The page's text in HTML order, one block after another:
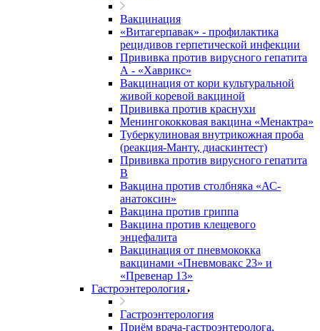
Вакцинация
«Витагерпавак» - профилактика
рецидивов герпетической инфекции
Прививка против вирусного гепатита
А - «Хаврикс»
Вакцинация от кори культуральной
живой коревой вакциной
Прививка против краснухи
Менингококковая вакцина «Менактра»
Туберкулиновая внутрикожная проба
(реакция-Манту, диаскинтест)
Прививка против вирусного гепатита
В
Вакцина против столбняка «АС-
анатоксин»
Вакцина против гриппа
Вакцина против клещевого
энцефалита
Вакцинация от пневмококка
вакцинами «Пневмовакс 23» и
«Превенар 13»
Гастроэнтерология
Гастроэнтерология
Приём врача-гастроэнтеролога,